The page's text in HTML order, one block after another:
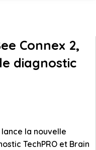
Connex 2,
diagnostic
la nouvelle
TechPRO et Brain